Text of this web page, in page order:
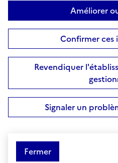
Améliorer
Confirmer ces
Revendiquer
Signaler un
Fermer